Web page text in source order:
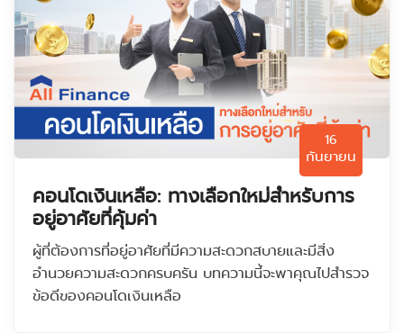
16
กันยายน
คอนโดเงินเหลือ: ทางเลือกใหม่สำหรับการ
อยู่อาศัยที่คุ้มค่า
ผู้ที่ต้องการที่อยู่อาศัยที่มีความสะดวกสบายและมีสิ่ง
อำนวยความสะดวกครบครัน บทความนี้จะพาคุณไปสำรวจ
ข้อดีของคอนโดเงินเหลือ